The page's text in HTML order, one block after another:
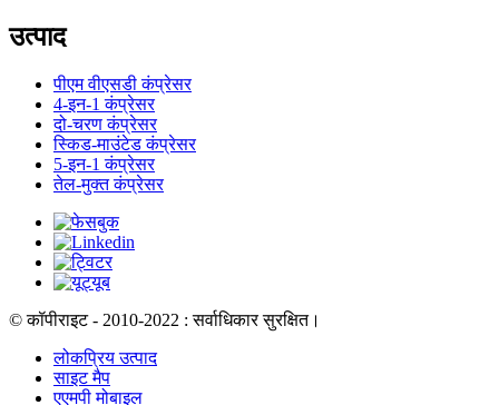
उत्पाद
पीएम वीएसडी कंप्रेसर
4-इन-1 कंप्रेसर
दो-चरण कंप्रेसर
स्किड-माउंटेड कंप्रेसर
5-इन-1 कंप्रेसर
तेल-मुक्त कंप्रेसर
© कॉपीराइट - 2010-2022 : सर्वाधिकार सुरक्षित।
लोकप्रिय उत्पाद
साइट मैप
एएमपी मोबाइल